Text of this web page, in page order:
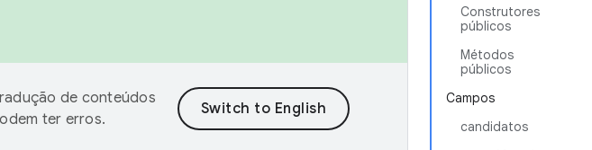
Construtores
públicos
Métodos
públicos
Campos
candidatos
de conteúdos
ter erros.